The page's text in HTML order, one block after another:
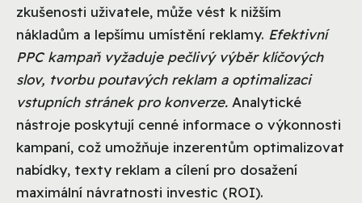
zkušenosti uživatele, může vést k nižším
nákladům a lepšímu umístění reklamy. Efektivní
PPC kampaň vyžaduje pečlivý výběr klíčových
slov, tvorbu poutavých reklam a optimalizaci
vstupních stránek pro konverze. Analytické
nástroje poskytují cenné informace o výkonnosti
kampaní, což umožňuje inzerentům optimalizovat
nabídky, texty reklam a cílení pro dosažení
maximální návratnosti investic (ROI).